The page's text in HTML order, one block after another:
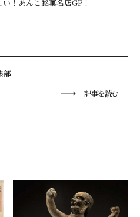
！あんこ銘菓名店GP！
部
記事を読む